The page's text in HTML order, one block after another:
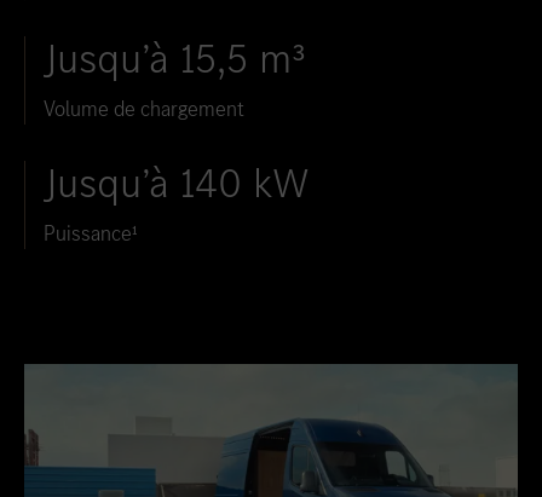
Jusqu’à 15,5 m³
Volume de chargement
Jusqu’à 140 kW
Puissance¹